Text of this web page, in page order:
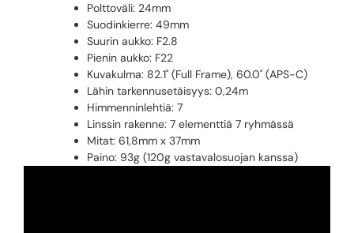
Polttoväli: 24mm
Suodinkierre: 49mm
Suurin aukko: F2.8
Pienin aukko: F22
Kuvakulma: 82.1˚ (Full Frame), 60.0˚ (APS-C)
Lähin tarkennusetäisyys: 0,24m
Himmenninlehtiä: 7
Linssin rakenne: 7 elementtiä 7 ryhmässä
Mitat: 61,8mm x 37mm
Paino: 93g (120g vastavalosuojan kanssa)